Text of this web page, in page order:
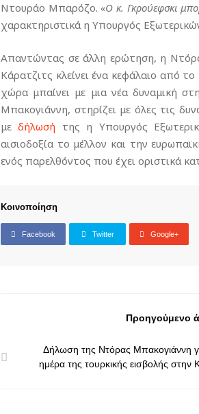
Ντουράο Μπαρόζο. «Ο κ. Γκρούεφσκι
χαρακτηριστικά η Υπουργός
Απαντώντας σε άλλη ερώτηση, η
Κάρατζιτς κλείνει ένα κεφάλαιο από
χώρα μπαίνει με μια νέα δυναμική
Μπακογιάννη, στηρίζει με όλες τις
μεδήλωσή της η Υπουργός
αισιοδοξία το μέλλον και την
ενός παρελθόντος που έχει οριστικά
Κοινοποίηση
Facebook Twitter Google+
Προηγούμενο
Δήλωση της Ντόρας Μπακογιάννη
ημέρα της τουρκικής εισβολής στην